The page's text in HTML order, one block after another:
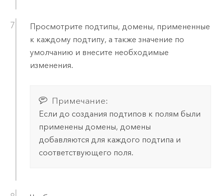
Просмотрите подтипы, домены, примененные
к каждому подтипу, а также значение по
умолчанию и внесите необходимые
изменения.
Примечание:
Если до создания подтипов к полям были
применены домены, домены
добавляются для каждого подтипа и
соответствующего поля.